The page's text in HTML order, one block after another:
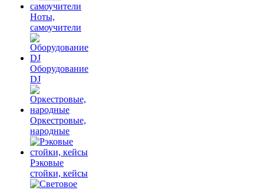
Ноты,
самоучители
Оборудование
DJ
Оркестровые,
народные
Рэковые
стойки, кейсы